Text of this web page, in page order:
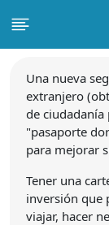
Una nueva
extranjero
de
"pasaporte
para mejorar
Tener una
inversión que
viajar, hacer